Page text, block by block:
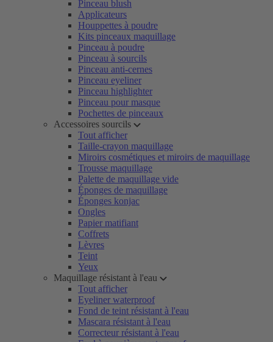
Pinceau blush
Applicateurs
Houppettes à poudre
Kits pinceaux maquillage
Pinceau à poudre
Pinceau à sourcils
Pinceau anti-cernes
Pinceau eyeliner
Pinceau highlighter
Pinceau pour masque
Pochettes de pinceaux
Accessoires sourcils
Tout afficher
Taille-crayon maquillage
Miroirs cosmétiques et miroirs de maquillage
Trousse maquillage
Palette de maquillage vide
Éponges de maquillage
Éponges konjac
Ongles
Papier matifiant
Coffrets
Lèvres
Teint
Yeux
Maquillage résistant à l'eau
Tout afficher
Eyeliner waterproof
Fond de teint résistant à l'eau
Mascara résistant à l'eau
Correcteur résistant à l'eau